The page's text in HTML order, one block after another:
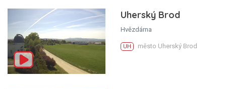
Uherský Brod
Hvězdárna
UH město Uherský Brod